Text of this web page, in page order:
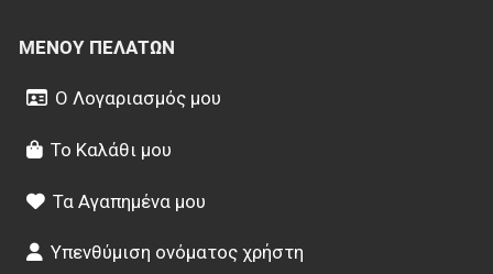
ΜΕΝΟΎ ΠΕΛΑΤΏΝ
Ο Λογαριασμός μου
Το Καλάθι μου
Τα Αγαπημένα μου
Υπενθύμιση ονόματος χρήστη